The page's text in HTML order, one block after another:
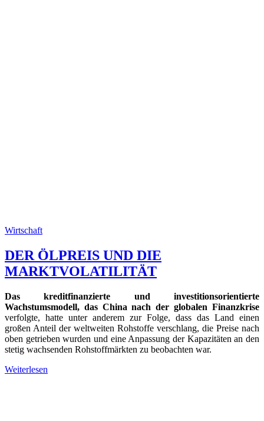
Wirtschaft
DER ÖLPREIS UND DIE
MARKTVOLATILITÄT
Das kreditfinanzierte und investitionsorientierte
Wachstumsmodell, das China nach der globalen Finanzkrise
verfolgte, hatte unter anderem zur Folge, dass das Land einen
großen Anteil der weltweiten Rohstoffe verschlang, die Preise nach
oben getrieben wurden und eine Anpassung der Kapazitäten an den
stetig wachsenden Rohstoffmärkten zu beobachten war.
Weiterlesen